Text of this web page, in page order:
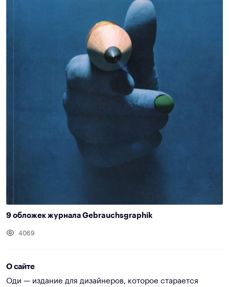
9 обложек журнала Gebrauchsgraphik
4069
О сайте
Оди — издание для дизайнеров, которое старается